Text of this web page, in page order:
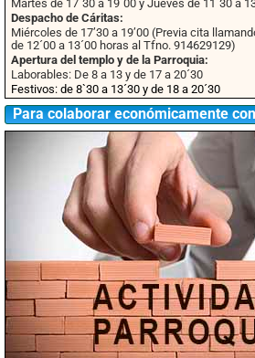
Martes de 17´30 a 19´00 y Jueves de 11´30 a
Despacho de Cáritas:
Miércoles de 17’30 a 19’00 (Previa cita
de 12´00 a 13´00 horas al Tfno. 914629129)
Apertura del templo y de la Parroquia:
Laborables: De 8 a 13 y de 17 a 20´30
Festivos: de 8`30 a 13´30 y de 18 a 20´30
Para colaborar económicamente